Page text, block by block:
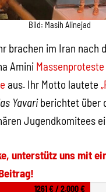
Bild: Masih Alinejad
brachen im Iran nach
Amini
aus. Ihr Motto lautete
Yavariberichtet über
Jugendkomitees
unterstütz uns mit
1261 € / 2.000 €